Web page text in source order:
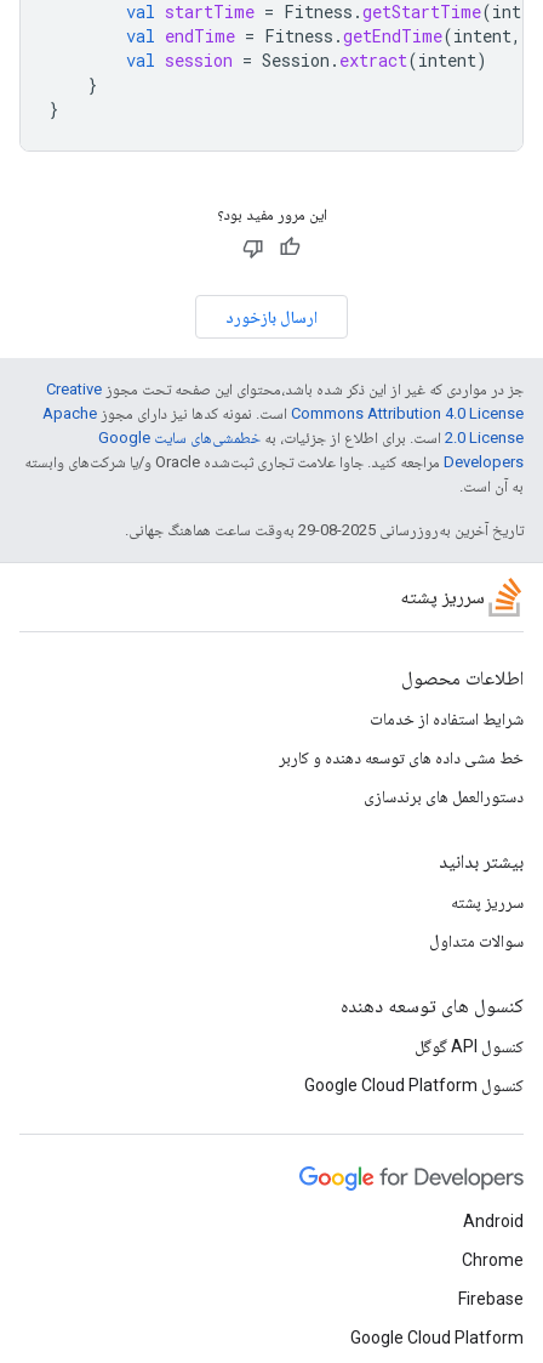
val startTime = Fitness .getStartTime(
val endTime = Fitness .getEndTime(intent,
val session = Session . extract(intent)
}
}
این مرور مفید بود؟
ارسال بازخورد
جز در مواردی که غیر از این ذکر شده باشد،‌محتوای این صفحه تحت مجوز Creative
Commons Attribution 4.0 License است. نمونه کدها نیز دارای مجوز Apache
2.0 License است. برای اطلاع از جزئیات، به
خطمشی‌های سایت Google
Developers‏
مراجعه کنید. جاوا علامت تجاری ثبت‌شده Oracle و/یا شرکت‌های وابسته
به آن است.
تاریخ آخرین به‌روزرسانی 2025-08-29 به‌وقت ساعت هماهنگ جهانی.
سرریز پشته
اطلاعات محصول
شرایط استفاده از خدمات
خط مشی داده های توسعه دهنده و کاربر
دستورالعمل های برندسازی
بیشتر بدانید
سرریز پشته
سوالات متداول
کنسول های توسعه دهنده
کنسول API گوگل
کنسول Google Cloud Platform
Android
Chrome
Firebase
Google Cloud Platform